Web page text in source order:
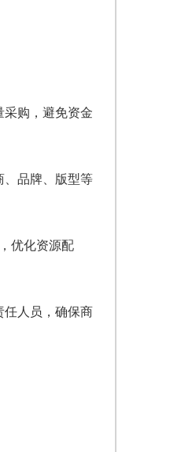
采购，避免资金
、品牌、版型等
优化资源配
任人员，确保商